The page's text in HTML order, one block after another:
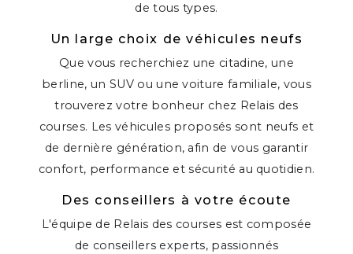
de tous types.
Un large choix de véhicules neufs
Que vous recherchiez une citadine, une
berline, un SUV ou une voiture familiale, vous
trouverez votre bonheur chez Relais des
courses. Les véhicules proposés sont neufs et
de dernière génération, afin de vous garantir
confort, performance et sécurité au quotidien.
Des conseillers à votre écoute
L'équipe de Relais des courses est composée
de conseillers experts, passionnés